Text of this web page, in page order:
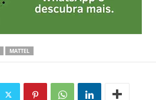
MATTEL